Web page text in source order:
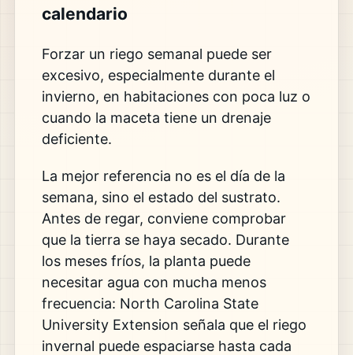
calendario
Forzar un riego semanal puede ser
excesivo, especialmente durante el
invierno, en habitaciones con poca luz o
cuando la maceta tiene un drenaje
deficiente.
La mejor referencia no es el día de la
semana, sino el estado del sustrato.
Antes de regar, conviene comprobar
que la tierra se haya secado. Durante
los meses fríos, la planta puede
necesitar agua con mucha menos
frecuencia: North Carolina State
University Extension señala que el riego
invernal puede espaciarse hasta cada